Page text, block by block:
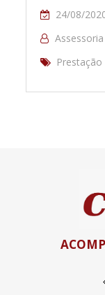
24/08/